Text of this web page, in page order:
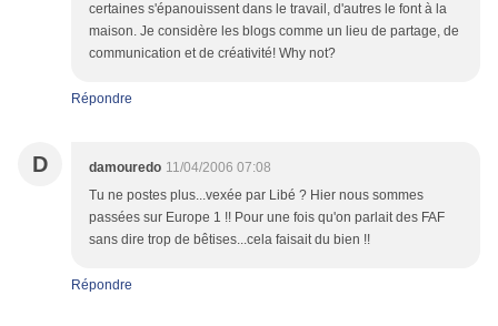
certaines s'épanouissent dans le travail, d'autres le font à la
maison. Je considère les blogs comme un lieu de partage, de
communication et de créativité! Why not?
Répondre
D damouredo 11/04/2006 07:08
Tu ne postes plus...vexée par Libé ? Hier nous sommes
passées sur Europe 1 !! Pour une fois qu'on parlait des FAF
sans dire trop de bêtises...cela faisait du bien !!
Répondre